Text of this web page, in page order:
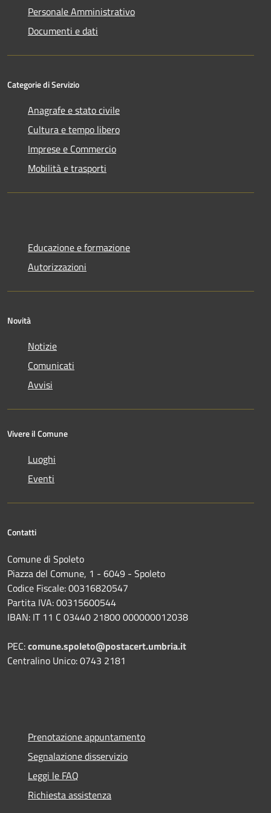
Personale Amministrativo
Documenti e dati
Categorie di Servizio
Anagrafe e stato civile
Cultura e tempo libero
Imprese e Commercio
Mobilità e trasporti
Educazione e formazione
Autorizzazioni
Novità
Notizie
Comunicati
Avvisi
Vivere il Comune
Luoghi
Eventi
Contatti
Comune di Spoleto
Piazza del Comune, 1 - 6049 - Spoleto
Codice Fiscale: 00316820547
Partita IVA: 00315600544
IBAN: IT 11 C 03440 21800 000000012038
PEC:comune.spoleto@postacert.umbria.it
Centralino Unico: 0743 2181
Prenotazione appuntamento
Segnalazione disservizio
Leggi le FAQ
Richiesta assistenza